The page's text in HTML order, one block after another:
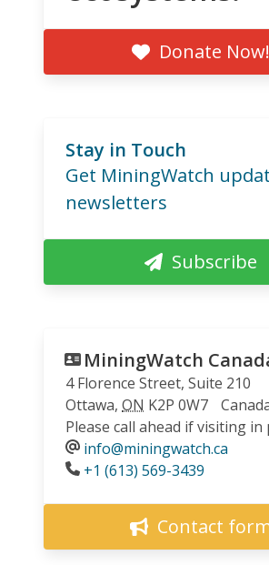
Donate Now!
Stay in Touch
Get MiningWatch
newsletters
Subscribe
MiningWatch
4 Florence Street, Suite 210
Ottawa, ON K2P 0W7
Please call ahead if visiting in
info@miningwatch.ca
Phone
+1 (613) 569-3439
Contact